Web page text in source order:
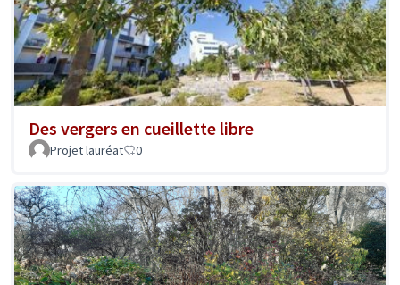
Des vergers en cueillette libre
Projet lauréat 0